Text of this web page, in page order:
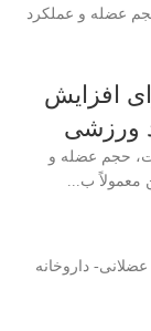
افزایش
ورزشی
حجم عضله و
ب...